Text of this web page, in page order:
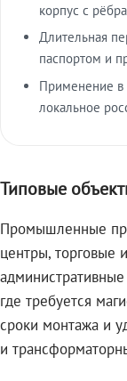
корпус с
Длительная
паспортом и
Применение в
локальное
Типовые
Промышленные
центры, торговые
где требуется
сроки монтажа и
и